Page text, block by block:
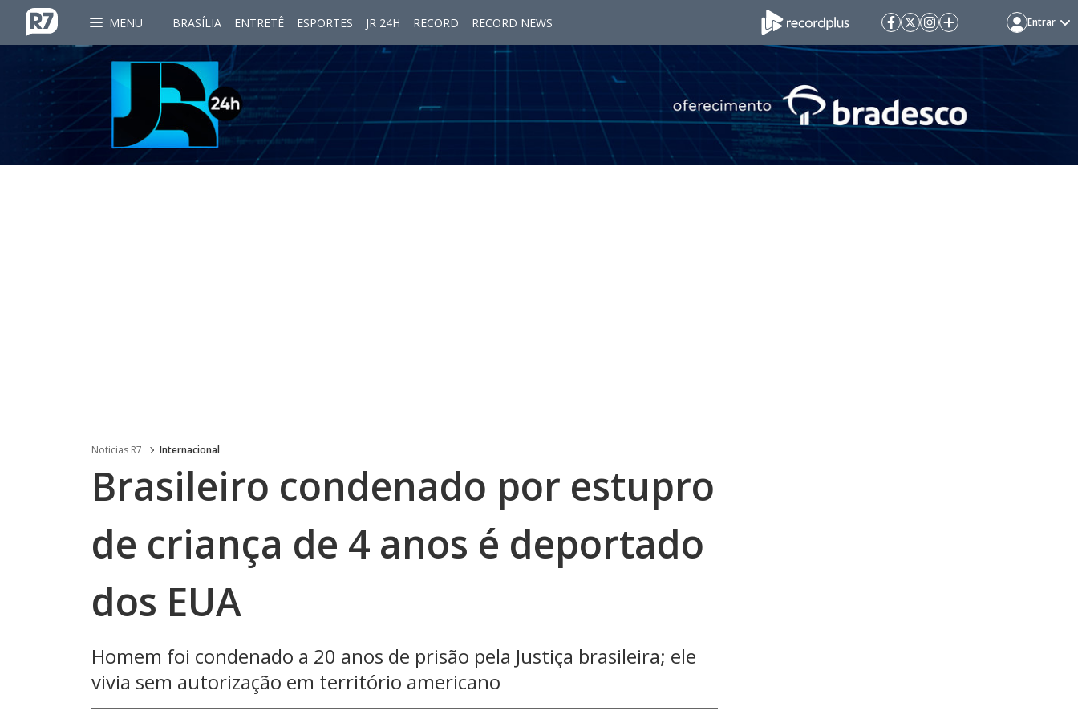
MENU BRASÍLIA ENTRETÊ ESPORTES JR 24H RECORD RECORD NEWS Entrar
Noticias R7 Internacional
Brasileiro condenado por estupro
de criança de 4 anos é deportado
dos EUA
Homem foi condenado a 20 anos de prisão pela Justiça brasileira; ele
vivia sem autorização em território americano